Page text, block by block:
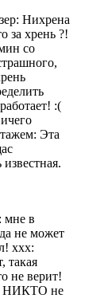
Нихрена
за хрень ?!
со
:(
Эта
мне в
не может
ххх:
такая
не верит!
НИКТО не